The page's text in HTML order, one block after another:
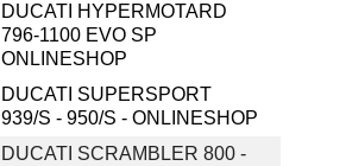
DUCATI HYPERMOTARD
796-1100 EVO SP
ONLINESHOP
DUCATI SUPERSPORT
939/S - 950/S - ONLINESHOP
DUCATI SCRAMBLER 800 -